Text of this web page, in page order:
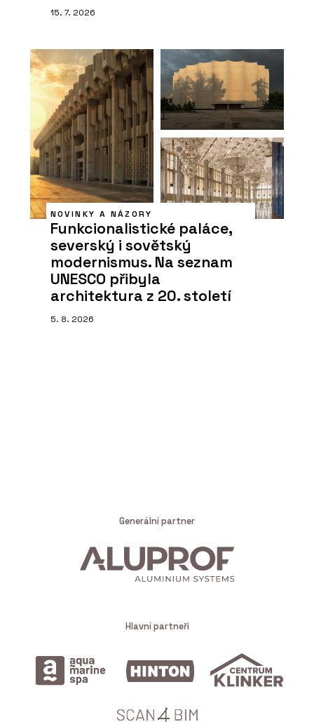
15. 7. 2026
NOVINKY A NÁZORY
Funkcionalistické paláce,
severský i sovětský
modernismus. Na seznam
UNESCO přibyla
architektura z 20. století
5. 8. 2026
Generální partner
Hlavní partneři